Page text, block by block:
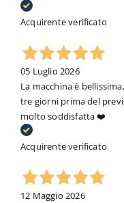
Acquirente verificato
05 Luglio 2026
La macchina è
tre giorni prima del
molto soddisfatta ❤️
Acquirente verificato
12 Maggio 2026